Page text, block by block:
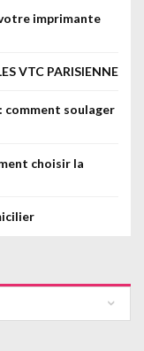
imprimante
VTC PARISIENNE
comment soulager
choisir la